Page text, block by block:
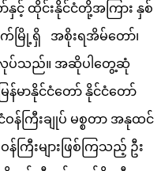
နှင့် ထိုင်းနိုင်ငံတို့အကြား နှစ်
မြို့ရှိ အစိုးရအိမ်တော်၊
ပြုလုပ်သည်။ အဆိုပါတွေ့ဆုံ
န်မာနိုင်ငံတော် နိုင်ငံတော်
န်ကြီးချုပ် မစ္စတာ အနုထင်
ြီးများဖြစ်ကြသည့် ဦး